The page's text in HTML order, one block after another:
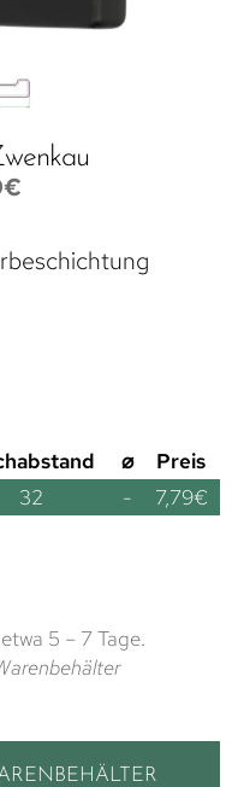
€
⌀
Preis
32 - 7,79€
5 – 7 Tage.